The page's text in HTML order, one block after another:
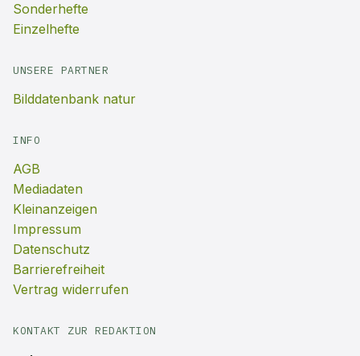
Sonderhefte
Einzelhefte
UNSERE PARTNER
Bilddatenbank natur
INFO
AGB
Mediadaten
Kleinanzeigen
Impressum
Datenschutz
Barrierefreiheit
Vertrag widerrufen
KONTAKT ZUR REDAKTION